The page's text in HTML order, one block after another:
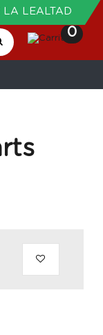
LA LEALTAD
0